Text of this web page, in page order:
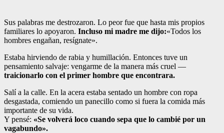
Sus palabras me destrozaron. Lo peor fue que hasta mis propios
familiares lo apoyaron. Incluso mi madre me dijo:«Todos los
hombres engañan, resígnate».
Estaba hirviendo de rabia y humillación. Entonces tuve un
pensamiento salvaje: vengarme de la manera más cruel —
traicionarlo con el primer hombre que encontrara.
Salí a la calle. En la acera estaba sentado un hombre con ropa
desgastada, comiendo un panecillo como si fuera la comida más
importante de su vida.
Y pensé: «Se volverá loco cuando sepa que lo cambié por un
vagabundo».